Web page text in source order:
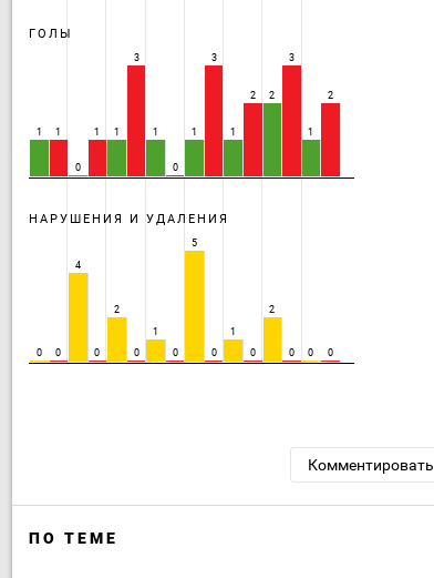
ГОЛЫ
1 1
0
1 1
3
1
0
1
3
1
2 2
3
1
2
НАРУШЕНИЯ И УДАЛЕНИЯ
0 0
4
0
2
0
1
0
5
0
1
0
2
0 0 0
Комментировать
ПО ТЕМЕ